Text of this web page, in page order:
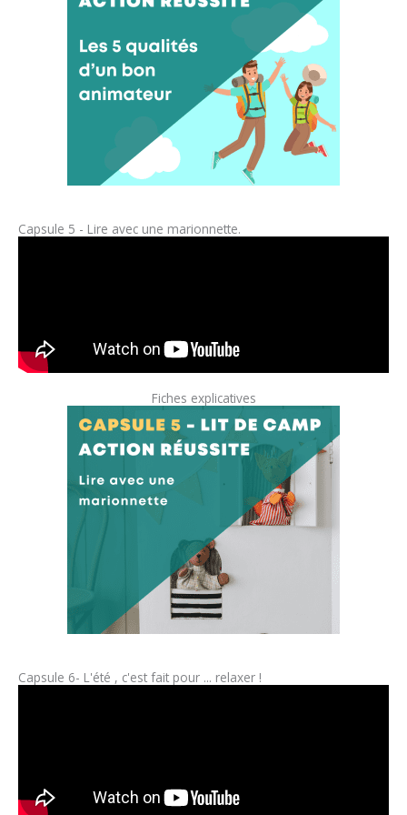
Capsule 5 - Lire avec une marionnette.
Fiches explicatives
Capsule 6- L'été , c'est fait pour ... relaxer !